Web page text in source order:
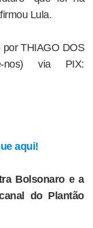
Lula.
por THIAGO DOS
nos) via PIX:
aqui!
Bolsonaro e a
do Plantão